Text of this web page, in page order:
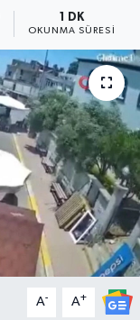
1 DK
OKUNMA SÜRESI
A- A+